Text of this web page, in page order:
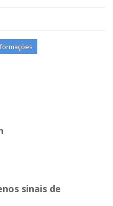
sinais de